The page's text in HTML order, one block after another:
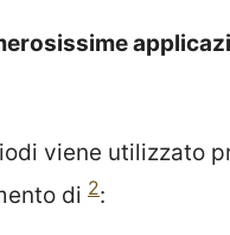
viene utilizzato
di 2: